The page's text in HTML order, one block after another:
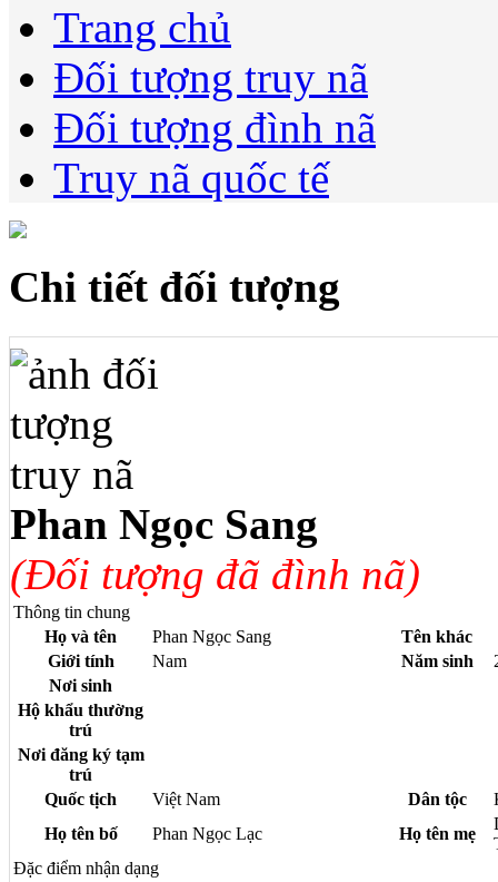
Trang chủ
Đối tượng truy nã
Đối tượng đình nã
Truy nã quốc tế
Chi tiết đối tượng
Phan Ngọc Sang
(Đối tượng đã đình nã)
Thông tin chung
Họ và tên
Phan Ngọc Sang
Tên khác
Giới tính
Nam Năm sinh
Nơi sinh
Hộ khẩu thường
trú
Nơi đăng ký tạm
trú
Quốc tịch
Việt Nam Dân tộc
Họ tên bố
Phan Ngọc Lạc Họ tên mẹ
Đặc điểm nhận dạng